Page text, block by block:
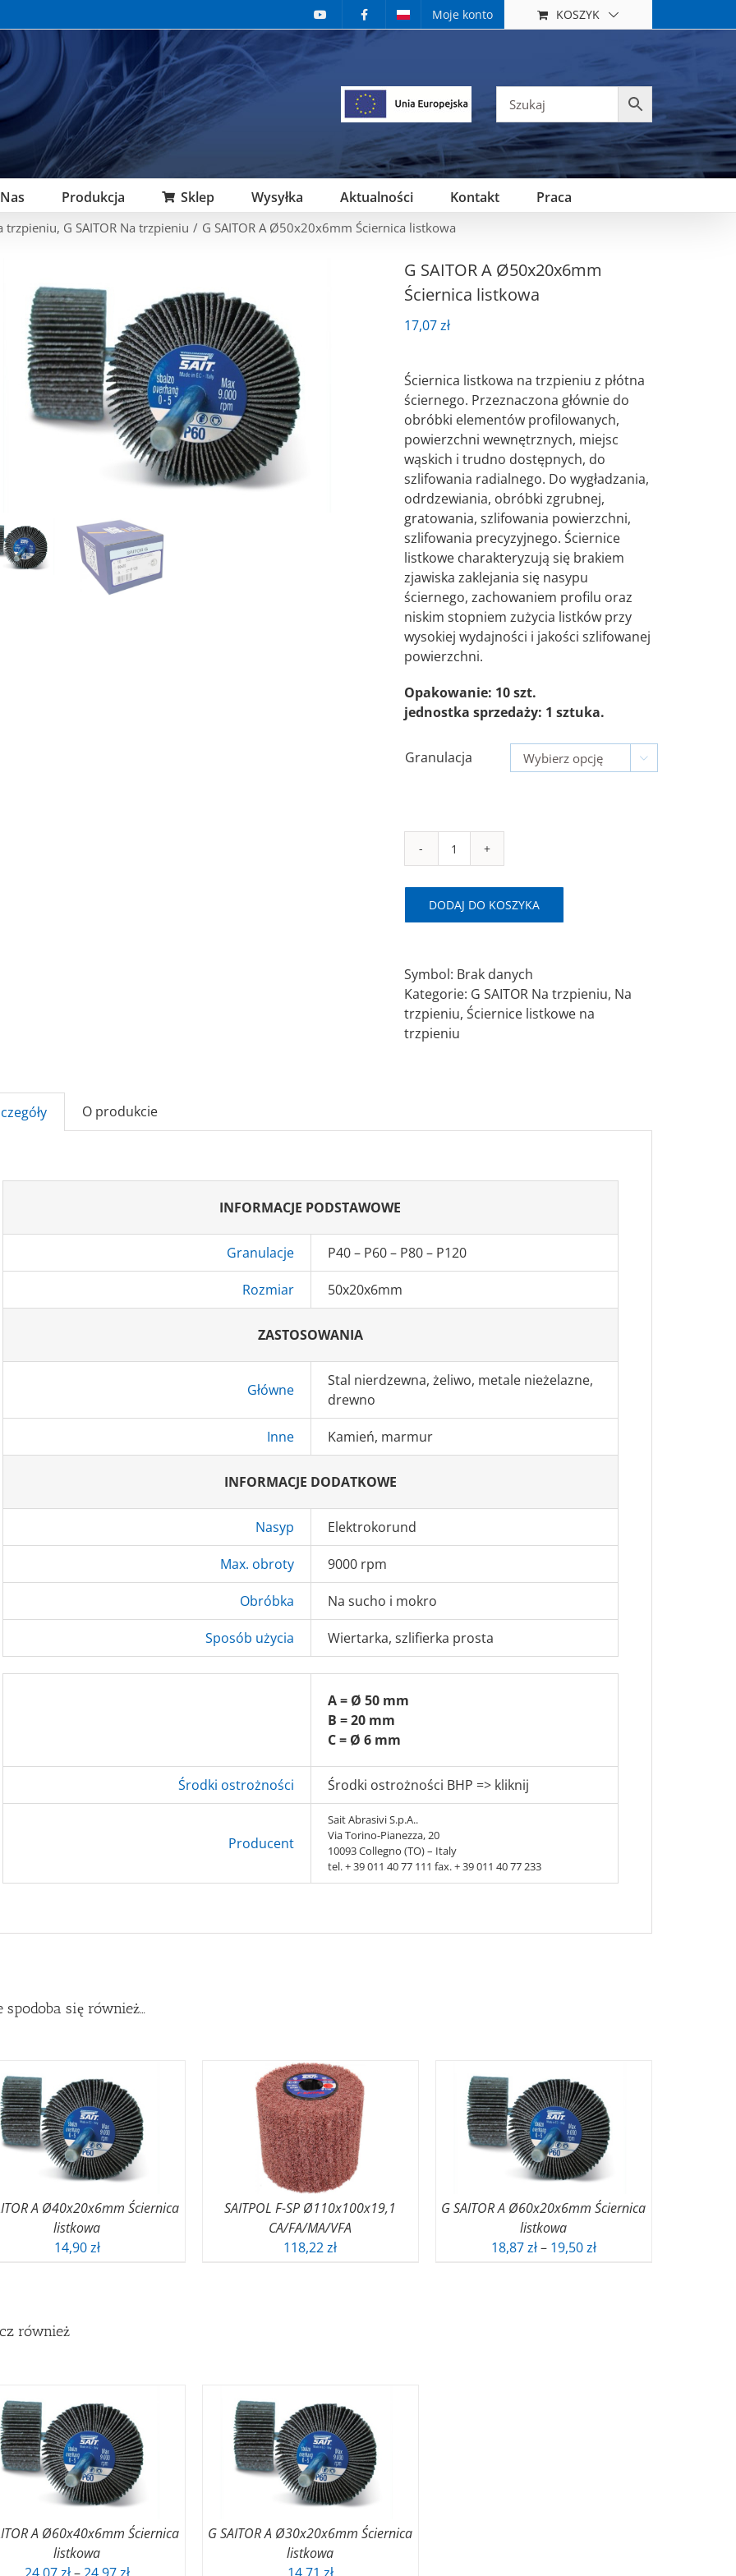
Moje konto KOSZYK
Produkcja Sklep Wysyłka Aktualności Kontakt Praca
trzpieniu, G SAITOR Na trzpieniu / G SAITOR A Ø50x20x6mm Ściernica listkowa
G SAITOR A Ø50x20x6mm
Ściernica listkowa
17,07zł
Ściernica listkowa na trzpieniu z płótna
ściernego. Przeznaczona głównie do
obróbki elementów profilowanych,
powierzchni wewnętrznych, miejsc
wąskich i trudno dostępnych, do
szlifowania radialnego. Do wygładzania,
odrdzewiania, obróbki zgrubnej,
gratowania, szlifowania powierzchni,
szlifowania precyzyjnego. Ściernice
listkowe charakteryzują się brakiem
zjawiska zaklejania się nasypu
ściernego, zachowaniem profilu oraz
niskim stopniem zużycia listków przy
wysokiej wydajności i jakości szlifowanej
powierzchni.
Opakowanie: 10 szt.
jednostka sprzedaży: 1 sztuka.
Granulacja 
ilość
SAITOR
A
listkowa
DODAJ DO KOSZYKA
Symbol: Brak danych
Kategorie: G SAITOR Na trzpieniu, Na
trzpieniu, Ściernice listkowe na
trzpieniu
O produkcie
INFORMACJE PODSTAWOWE
Granulacje P40 – P60 – P80 – P120
Rozmiar 50x20x6mm
ZASTOSOWANIA
Główne
Stal nierdzewna, żeliwo, metale nieżelazne,
drewno
Inne Kamień, marmur
INFORMACJE DODATKOWE
Nasyp Elektrokorund
Max. obroty 9000 rpm
Obróbka Na sucho i mokro
Sposób użycia Wiertarka, szlifierka prosta
A = Ø 50 mm
B = 20 mm
C = Ø 6 mm
Środki ostrożności Środki ostrożności BHP => kliknij
Producent
Sait Abrasivi S.p.A..
Via Torino-Pianezza, 20
10093 Collegno (TO) – Italy
tel. + 39 011 40 77 111 fax. + 39 011 40 77 233
spodoba się również…
A Ø40x20x6mm Ściernica
listkowa
14,90zł
SAITPOL F-SP Ø110x100x19,1
CA/FA/MA/VFA
118,22zł
G SAITOR A Ø60x20x6mm Ściernica
listkowa
18,87zł– 19,50złZakres
również
A Ø60x40x6mm Ściernica
listkowa
Zakres
G SAITOR A Ø30x20x6mm Ściernica
listkowa